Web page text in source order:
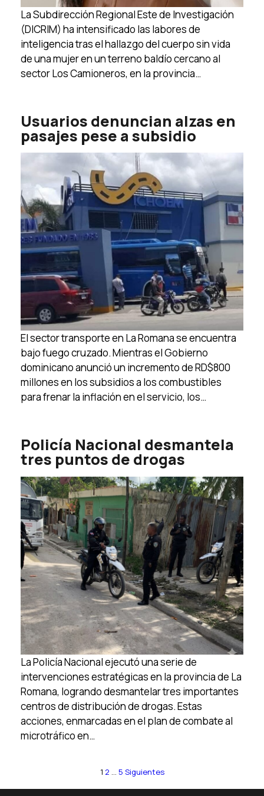
La Subdirección Regional Este de Investigación
(DICRIM) ha intensificado las labores de
inteligencia tras el hallazgo del cuerpo sin vida
de una mujer en un terreno baldío cercano al
sector Los Camioneros, en la provincia…
Usuarios denuncian alzas en
pasajes pese a subsidio
El sector transporte en La Romana se encuentra
bajo fuego cruzado. Mientras el Gobierno
dominicano anunció un incremento de RD$800
millones en los subsidios a los combustibles
para frenar la inflación en el servicio, los…
Policía Nacional desmantela
tres puntos de drogas
La Policía Nacional ejecutó una serie de
intervenciones estratégicas en la provincia de La
Romana, logrando desmantelar tres importantes
centros de distribución de drogas. Estas
acciones, enmarcadas en el plan de combate al
microtráfico en…
1 2 … 5 Siguientes